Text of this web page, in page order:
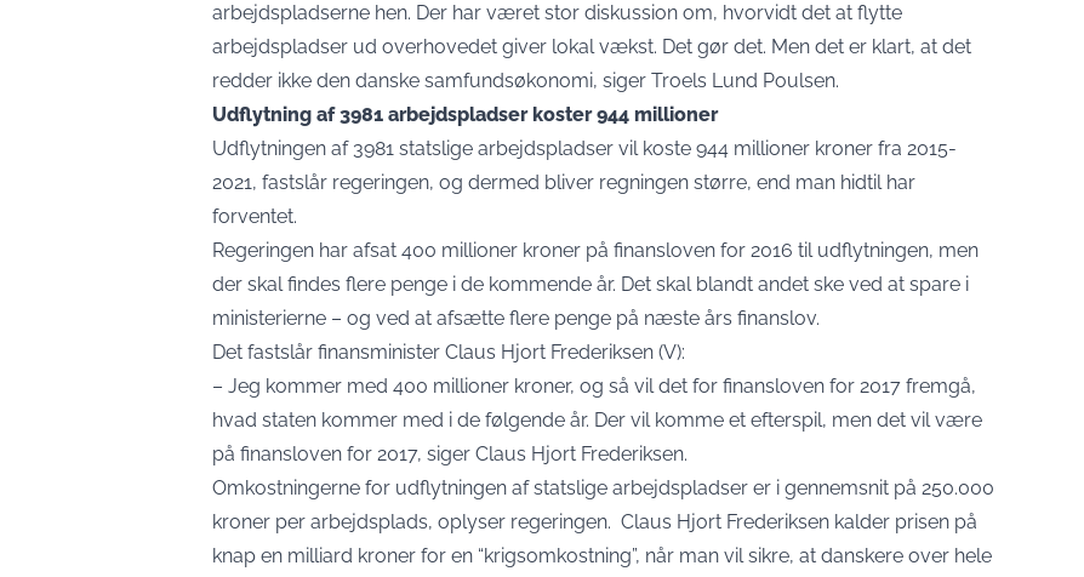
arbejdspladserne hen. Der har været stor diskussion om, hvorvidt det at flytte
arbejdspladser ud overhovedet giver lokal vækst. Det gør det. Men det er klart, at det
redder ikke den danske samfundsøkonomi, siger Troels Lund Poulsen.
Udflytning af 3981 arbejdspladser koster 944 millioner
Udflytningen af 3981 statslige arbejdspladser vil koste 944 millioner kroner fra 2015-
2021, fastslår regeringen, og dermed bliver regningen større, end man hidtil har
forventet.
Regeringen har afsat 400 millioner kroner på finansloven for 2016 til udflytningen, men
der skal findes flere penge i de kommende år. Det skal blandt andet ske ved at spare i
ministerierne – og ved at afsætte flere penge på næste års finanslov.
Det fastslår finansminister Claus Hjort Frederiksen (V):
– Jeg kommer med 400 millioner kroner, og så vil det for finansloven for 2017 fremgå,
hvad staten kommer med i de følgende år. Der vil komme et efterspil, men det vil være
på finansloven for 2017, siger Claus Hjort Frederiksen.
Omkostningerne for udflytningen af statslige arbejdspladser er i gennemsnit på 250.000
kroner per arbejdsplads, oplyser regeringen. Claus Hjort Frederiksen kalder prisen på
knap en milliard kroner for en “krigsomkostning”, når man vil sikre, at danskere over hele